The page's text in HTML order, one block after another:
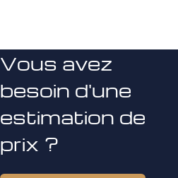
Vous avez
besoin d'une
estimation de
prix ?